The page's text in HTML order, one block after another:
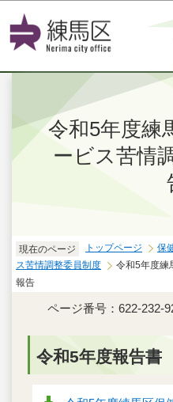
このペー
令和5年度練
ービス苦情
現在のページ トップページ 保
ス苦情調整委員制度
令和5年度練
報告
ページ番号：622-232-
令和5年度報告書